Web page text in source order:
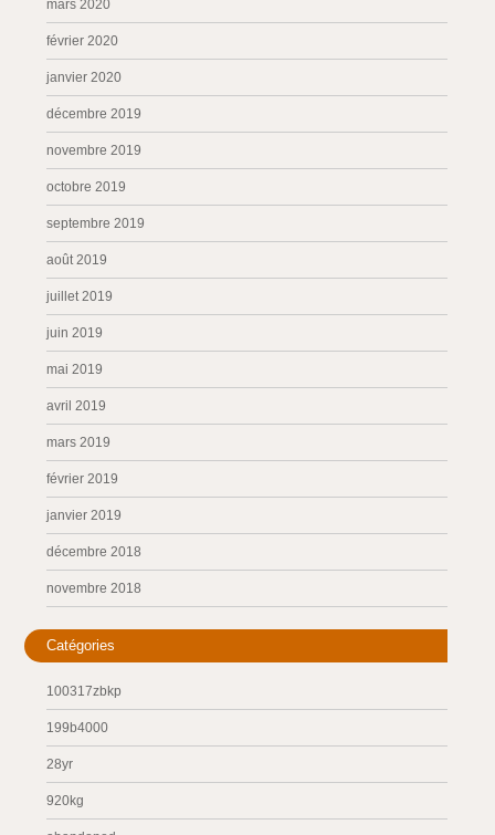
mars 2020
février 2020
janvier 2020
décembre 2019
novembre 2019
octobre 2019
septembre 2019
août 2019
juillet 2019
juin 2019
mai 2019
avril 2019
mars 2019
février 2019
janvier 2019
décembre 2018
novembre 2018
Catégories
100317zbkp
199b4000
28yr
920kg